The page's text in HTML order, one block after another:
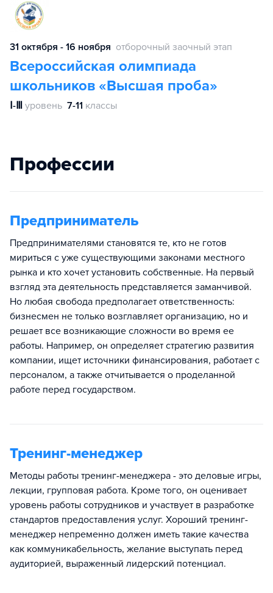
31 октября - 16 ноября отборочный заочный этап
Всероссийская олимпиада
школьников «Высшая проба»
Ⅰ-Ⅲ уровень 7-11 классы
Профессии
Предприниматель
Предпринимателями становятся те, кто не готов
мириться с уже существующими законами местного
рынка и кто хочет установить собственные. На первый
взгляд эта деятельность представляется заманчивой.
Но любая свобода предполагает ответственность:
бизнесмен не только возглавляет организацию, но и
решает все возникающие сложности во время ее
работы. Например, он определяет стратегию развития
компании, ищет источники финансирования, работает с
персоналом, а также отчитывается о проделанной
работе перед государством.
Тренинг-менеджер
Методы работы тренинг-менеджера - это деловые игры,
лекции, групповая работа. Кроме того, он оценивает
уровень работы сотрудников и участвует в разработке
стандартов предоставления услуг. Хороший тренинг-
менеджер непременно должен иметь такие качества
как коммуникабельность, желание выступать перед
аудиторией, выраженный лидерский потенциал.